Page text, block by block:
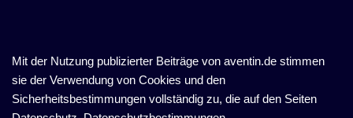
Mit der Nutzung publizierter Beiträge von aventin.de stimmen
sie der Verwendung von Cookies und den
Sicherheitsbestimmungen vollständig zu, die auf den Seiten